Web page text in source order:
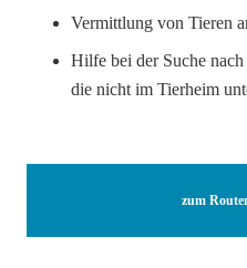
Vermittlung von Tieren
Hilfe bei der Suche
die nicht im Tierheim
zum